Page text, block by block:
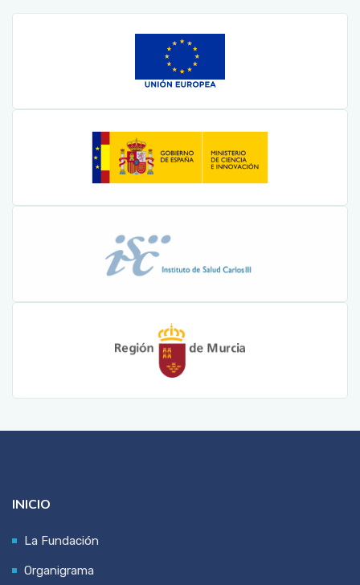
INICIO
La Fundación
Organigrama